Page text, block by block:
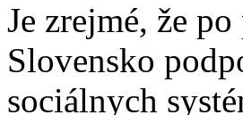
Je zrejmé, že
Slovensko
sociálnych